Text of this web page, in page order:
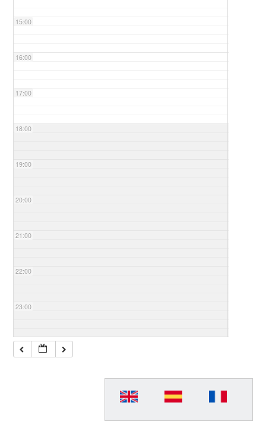
15:00
16:00
17:00
18:00
19:00
20:00
21:00
22:00
23:00